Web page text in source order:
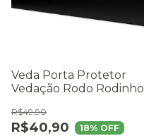
Veda Porta Protetor
Vedação Rodo Rodinho
Preto
R$40,90
R$49,90
18% OFF